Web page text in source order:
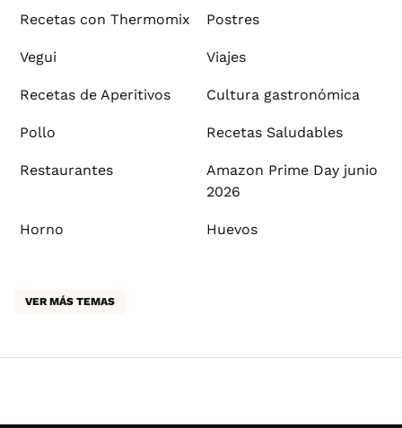
Recetas con Thermomix Postres
Vegui Viajes
Recetas de Aperitivos Cultura gastronómica
Pollo Recetas Saludables
Restaurantes
Amazon Prime Day junio
2026
Horno Huevos
VER MÁS TEMAS